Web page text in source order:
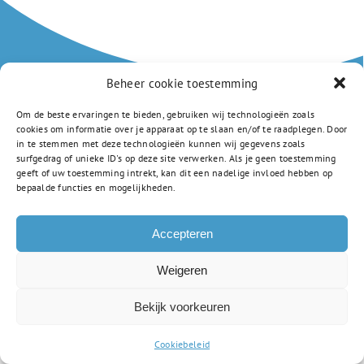
Beheer cookie toestemming
Om de beste ervaringen te bieden, gebruiken wij technologieën zoals
cookies om informatie over je apparaat op te slaan en/of te raadplegen. Door
in te stemmen met deze technologieën kunnen wij gegevens zoals
surfgedrag of unieke ID's op deze site verwerken. Als je geen toestemming
geeft of uw toestemming intrekt, kan dit een nadelige invloed hebben op
bepaalde functies en mogelijkheden.
Accepteren
Weigeren
Bekijk voorkeuren
Cookiebeleid
Amstellandlaan 1a
1382 CD Weesp
0294 805 250
info-vsc@gsf.nl
Privacyverklaring